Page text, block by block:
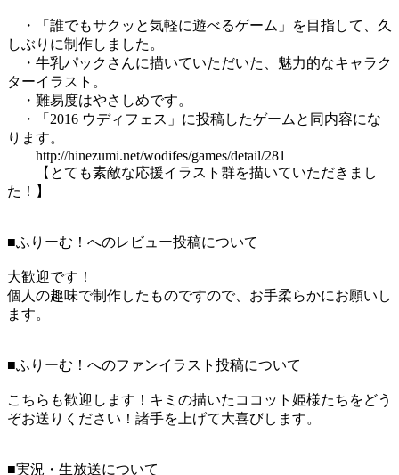
・「誰でもサクッと気軽に遊べるゲーム」を目指して、久
しぶりに制作しました。
・牛乳パックさんに描いていただいた、魅力的なキャラク
ターイラスト。
・難易度はやさしめです。
・「2016 ウディフェス」に投稿したゲームと同内容にな
ります。
http://hinezumi.net/wodifes/games/detail/281
【とても素敵な応援イラスト群を描いていただきまし
た！】
■ふりーむ！へのレビュー投稿について
大歓迎です！
個人の趣味で制作したものですので、お手柔らかにお願いし
ます。
■ふりーむ！へのファンイラスト投稿について
こちらも歓迎します！キミの描いたココット姫様たちをどう
ぞお送りください！諸手を上げて大喜びします。
■実況・生放送について